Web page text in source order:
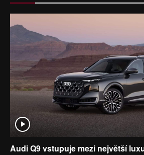
Audi Q9 vstupuje mezi největší